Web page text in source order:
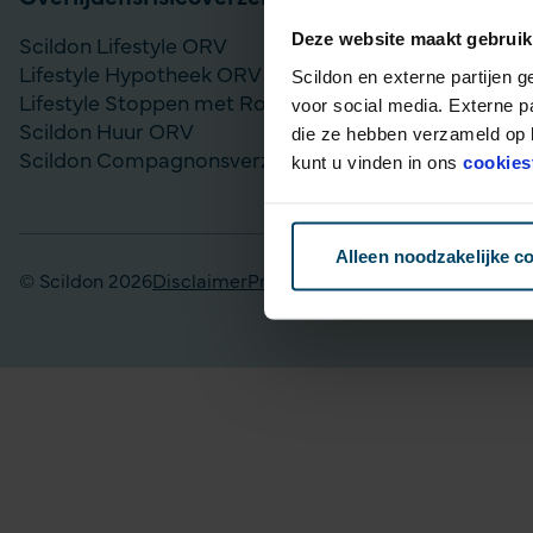
Deze website maakt
Scildon en externe partijen
voor social media. Externe
die ze hebben verzameld
kunt u vinden in ons
Alleen noodzakelijke
Scildon Lifestyle ORV
Lifestyle Hypotheek ORV
Lifestyle Stoppen met Roken ORV
Scildon Huur ORV
Scildon Compagnonsverzekering
Vergelijk
Gouden
Lijfrente
Particulier
Scildon
© Scildon 2026Disclaimer Privacy statement